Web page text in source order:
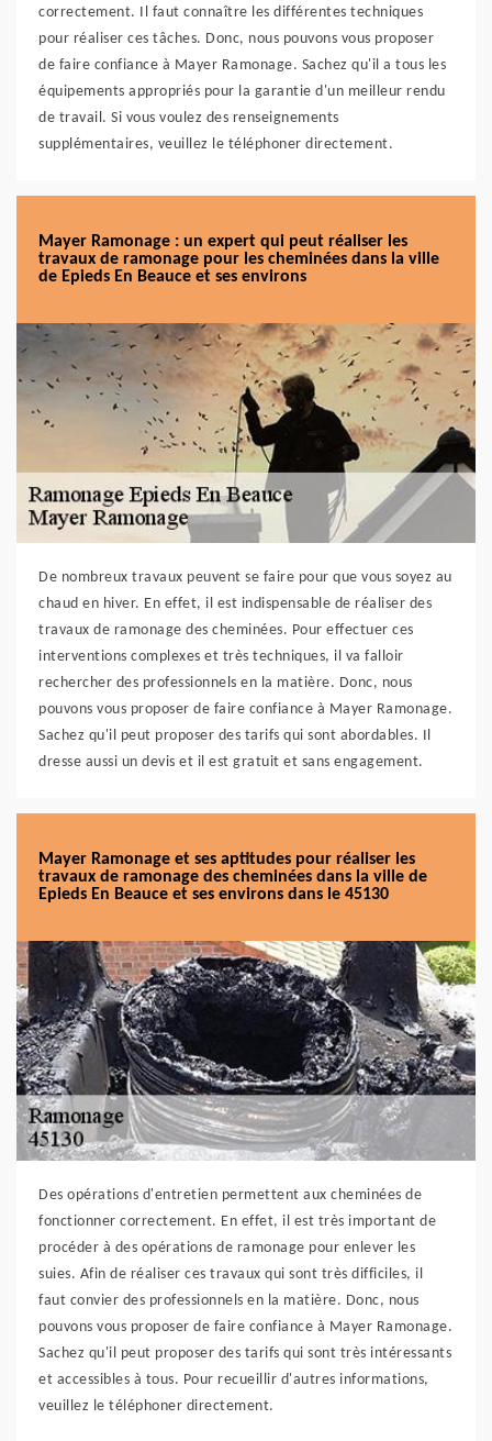
correctement. Il faut connaître les différentes techniques
pour réaliser ces tâches. Donc, nous pouvons vous proposer
de faire confiance à Mayer Ramonage. Sachez qu'il a tous les
équipements appropriés pour la garantie d'un meilleur rendu
de travail. Si vous voulez des renseignements
supplémentaires, veuillez le téléphoner directement.
Mayer Ramonage : un expert qui peut réaliser les
travaux de ramonage pour les cheminées dans la ville
de Epieds En Beauce et ses environs
De nombreux travaux peuvent se faire pour que vous soyez au
chaud en hiver. En effet, il est indispensable de réaliser des
travaux de ramonage des cheminées. Pour effectuer ces
interventions complexes et très techniques, il va falloir
rechercher des professionnels en la matière. Donc, nous
pouvons vous proposer de faire confiance à Mayer Ramonage.
Sachez qu'il peut proposer des tarifs qui sont abordables. Il
dresse aussi un devis et il est gratuit et sans engagement.
Mayer Ramonage et ses aptitudes pour réaliser les
travaux de ramonage des cheminées dans la ville de
Epieds En Beauce et ses environs dans le 45130
Des opérations d'entretien permettent aux cheminées de
fonctionner correctement. En effet, il est très important de
procéder à des opérations de ramonage pour enlever les
suies. Afin de réaliser ces travaux qui sont très difficiles, il
faut convier des professionnels en la matière. Donc, nous
pouvons vous proposer de faire confiance à Mayer Ramonage.
Sachez qu'il peut proposer des tarifs qui sont très intéressants
et accessibles à tous. Pour recueillir d'autres informations,
veuillez le téléphoner directement.